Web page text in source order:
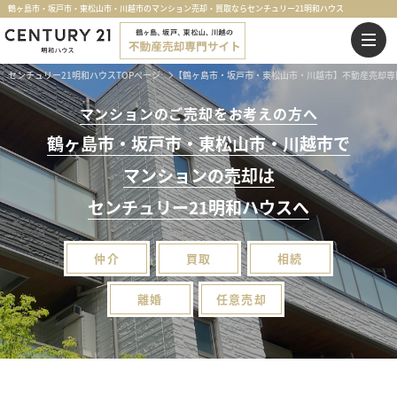
鶴ヶ島市・坂戸市・東松山市・川越市のマンション売却・買取ならセンチュリー21明和ハウス
センチュリー21明和ハウスTOPページ 【鶴ヶ島市・坂戸市・東松山市・川越市】不動産売却
マンションのご売却をお考えの方へ
鶴ヶ島市・坂戸市・東松山市・川越市で
マンションの売却は
センチュリー21明和ハウスへ
仲介 買取 相続
離婚 任意売却